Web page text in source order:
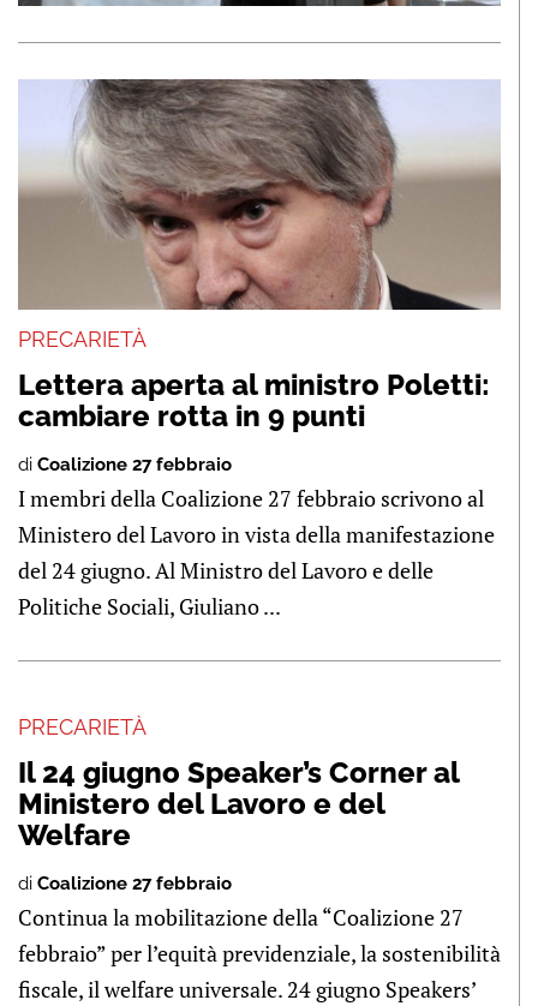
PRECARIETÀ
Lettera aperta al ministro Poletti:
cambiare rotta in 9 punti
di Coalizione 27 febbraio
I membri della Coalizione 27 febbraio scrivono al
Ministero del Lavoro in vista della manifestazione
del 24 giugno. Al Ministro del Lavoro e delle
Politiche Sociali, Giuliano ...
PRECARIETÀ
Il 24 giugno Speaker’s Corner al
Ministero del Lavoro e del
Welfare
di Coalizione 27 febbraio
Continua la mobilitazione della “Coalizione 27
febbraio” per l’equità previdenziale, la sostenibilità
fiscale, il welfare universale. 24 giugno Speakers’